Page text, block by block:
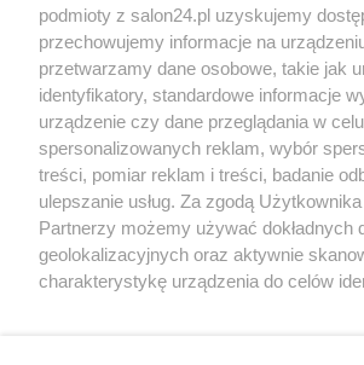
Społeczeństwo
Kultura
X Facebook Instagram
podmioty z salon24.pl uzyskujemy
przechowujemy informacje na
przetwarzamy dane osobowe, takie jak
identyfikatory, standardowe informacje
urządzenie czy dane przeglądania w
spersonalizowanych reklam, wybór
treści, pomiar reklam i treści, badanie
ulepszanie usług. Za zgodą
Partnerzy możemy używać dokładnych
geolokalizacyjnych oraz aktywnie
charakterystykę urządzenia do celów